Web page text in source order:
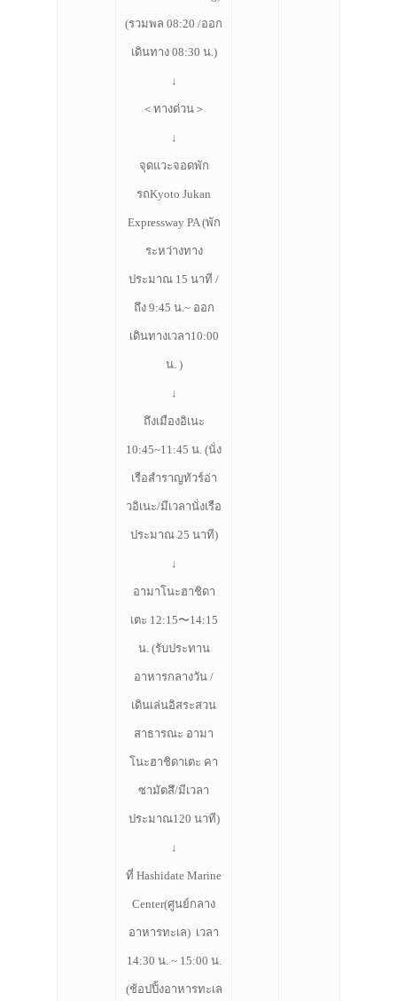
(รวมพล 08:20 /ออก
เดินทาง 08:30 น.)
↓
＜ทางด่วน＞
↓
จุดแวะจอดพัก
รถKyoto Jukan
Expressway PA (พัก
ระหว่างทาง
ประมาณ 15 นาที /
ถึง 9:45 น.~ ออก
เดินทางเวลา10:00
น. )
↓
ถึงเมืองอิเนะ
10:45~11:45 น. (นั่ง
เรือสำราญทัวร์อ่า
วอิเนะ/มีเวลานั่งเรือ
ประมาณ 25 นาที)
↓
อามาโนะฮาชิดา
เตะ 12:15〜14:15
น. (รับประทาน
อาหารกลางวัน /
เดินเล่นอิสระสวน
สาธารณะ อามา
โนะฮาชิดาเตะ คา
ซามัตสึ/มีเวลา
ประมาณ120 นาที)
↓
ที่ Hashidate Marine
Center(ศูนย์กลาง
อาหารทะเล) เวลา
14:30 น. ~ 15:00 น.
(ช้อปปิ้งอาหารทะเล